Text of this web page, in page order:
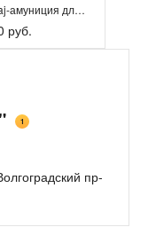
Petryaj-амуниция для животных
руб.
1
пр-